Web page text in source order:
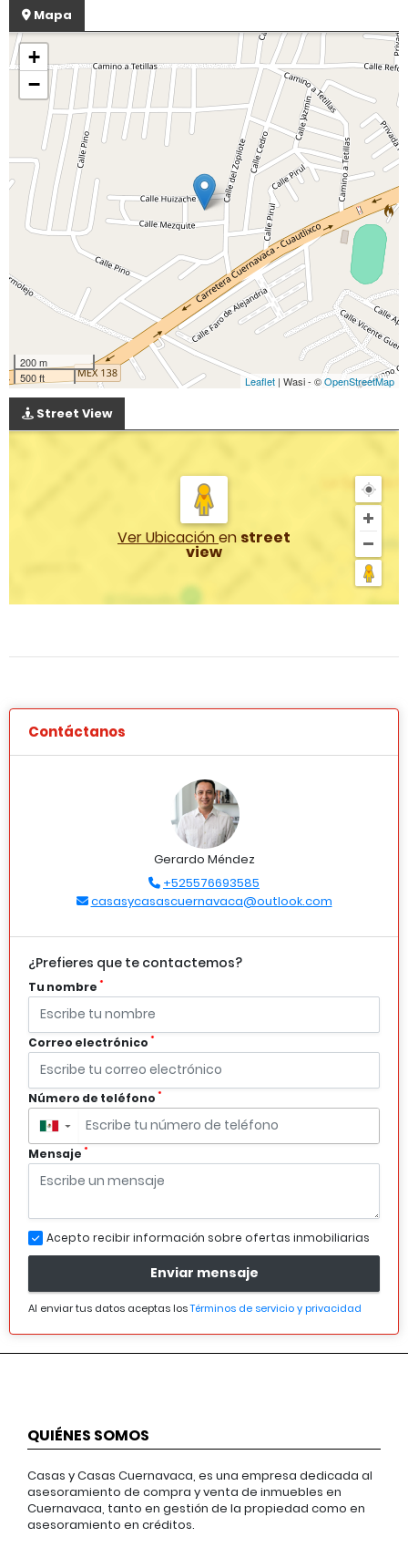
Mapa
+
−
200 m
500 ft
Leaflet | Wasi - ©OpenStreetMap
Street View
Ver Ubicaciónen street
view
Contáctanos
Gerardo Méndez
+525576693585
casasycasascuernavaca@outlook.com
¿Prefieres que te contactemos?
Tu nombre *
Correo electrónico *
Número de teléfono *
▼
Mensaje *
Acepto recibir información sobre ofertas inmobiliarias
Enviar mensaje
Al enviar tus datos aceptas losTérminos de servicio y privacidad
QUIÉNES SOMOS
Casas y Casas Cuernavaca, es una empresa dedicada al
asesoramiento de compra y venta de inmuebles en
Cuernavaca, tanto en gestión de la propiedad como en
asesoramiento en créditos.